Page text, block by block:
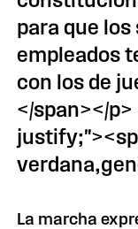
para que los
empleados
con los de
</span></
La marcha